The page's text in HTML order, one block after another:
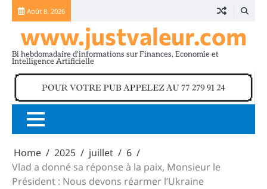
Skip
content
Août 8, 2026
www.justvaleur.com
Bi hebdomadaire d'informations sur Finances, Economie et
Intelligence Artificielle
Home 2025 juillet
6
Vlad a donné sa réponse à la paix, Monsieur le
Président : Nous devons réarmer l’Ukraine